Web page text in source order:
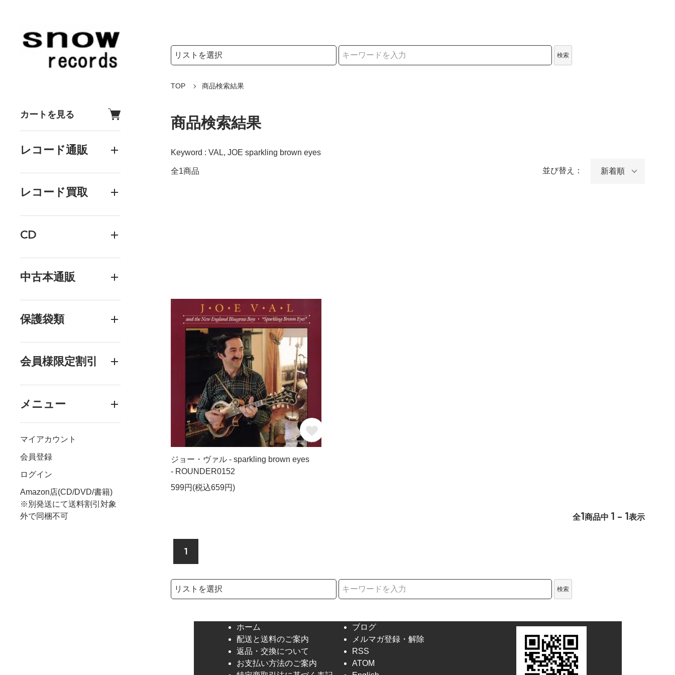
カートを見る
レコード通販
レコード買取
CD
中古本通販
保護袋類
会員様限定割引
メニュー
マイアカウント
会員登録
ログイン
Amazon店(CD/DVD/書籍)
※別発送にて送料割引対象
外で同梱不可
検索リストの選択
検索
TOP 商品検索結果
商品検索結果
Keyword : VAL, JOE sparkling brown eyes
全1商品 並び替え：
ジョー・ヴァル - sparkling brown eyes
- ROUNDER0152
599円(税込659円)
全1商品中 1 - 1表示
1
検索リストの選択
検索
ホーム
配送と送料のご案内
返品・交換について
お支払い方法のご案内
ブログ
メルマガ登録・解除
RSS
ATOM